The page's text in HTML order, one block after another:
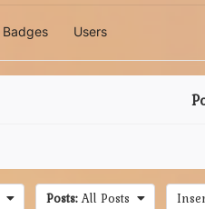
Badges Users
Posts: All Posts